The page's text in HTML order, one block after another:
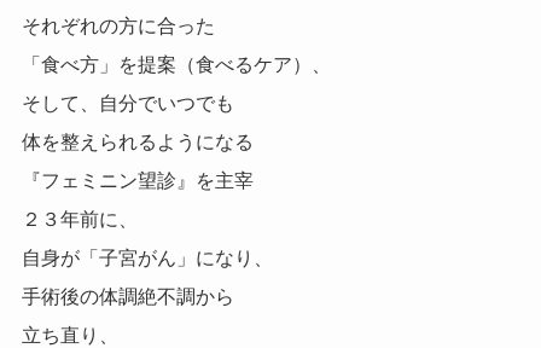
それぞれの方に合った
「食べ方」を提案（食べるケア）、
そして、自分でいつでも
体を整えられるようになる
『フェミニン望診』を主宰
２３年前に、
自身が「子宮がん」になり、
手術後の体調絶不調から
立ち直り、